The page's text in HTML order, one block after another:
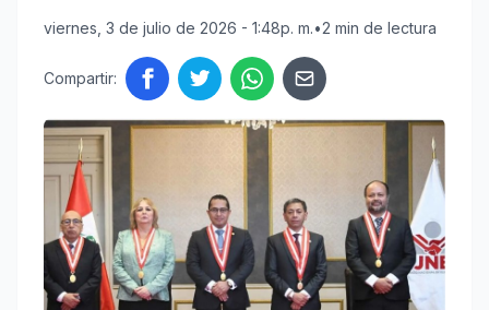
viernes, 3 de julio de 2026 - 1:48p. m.•2 min de lectura
Compartir: